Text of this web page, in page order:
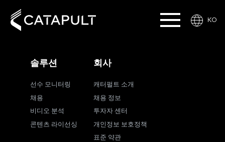
KO
솔루션
선수 모니터링
채용
비디오 분석
콘텐츠 라이선싱
회사
캐터펄트 소개
채용 정보
투자자 센터
개인정보 보호정책
표준 약관